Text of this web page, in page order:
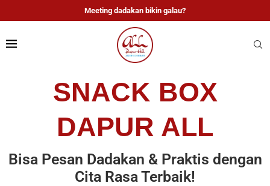
Meeting dadakan bikin galau?
SNACK BOX
DAPUR ALL
Bisa Pesan Dadakan & Praktis dengan
Cita Rasa Terbaik!